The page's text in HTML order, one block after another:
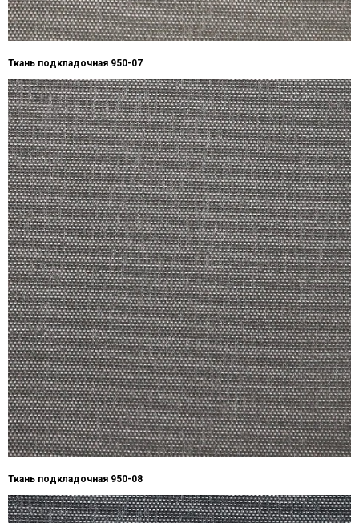
Ткань подкладочная 950-07
Ткань подкладочная 950-08